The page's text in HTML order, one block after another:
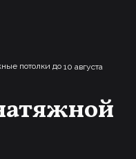
потолки до 10 августа